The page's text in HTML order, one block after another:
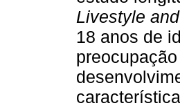
Livestyle
18 anos de